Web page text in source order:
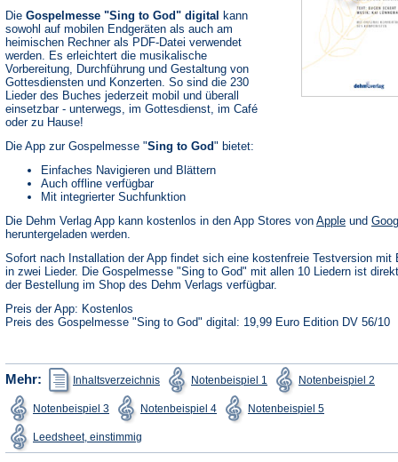
Die Gospelmesse "Sing to God" digital kann
sowohl auf mobilen Endgeräten als auch am
heimischen Rechner als PDF-Datei verwendet
werden. Es erleichtert die musikalische
Vorbereitung, Durchführung und Gestaltung von
Gottesdiensten und Konzerten. So sind die 230
Lieder des Buches jederzeit mobil und überall
einsetzbar - unterwegs, im Gottesdienst, im Café
oder zu Hause!
Die App zur Gospelmesse "Sing to God" bietet:
Einfaches Navigieren und Blättern
Auch offline verfügbar
Mit integrierter Suchfunktion
Die Dehm Verlag App kann kostenlos in den App Stores von Apple(Öffnet
neuen
Tab)
und
heruntergeladen werden.
Sofort nach Installation der App findet sich eine kostenfreie Testversion mit
in zwei Lieder. Die Gospelmesse "Sing to God" mit allen 10 Liedern ist
der Bestellung im Shop des Dehm Verlags verfügbar.
Preis der App: Kostenlos
Preis des Gospelmesse "Sing to God" digital: 19,99 Euro Edition DV 56/10
Mehr: Inhaltsverzeichnis
(Öffnet
in
einem
neuen
Notenbeispiel 1
(Öffnet
in
einem
neuen
Notenbeispiel 2in
Notenbeispiel 3
(Öffnet
in
einem
neuen
Tab)
Notenbeispiel 4
(Öffnet
in
einem
Tab)
Notenbeispiel 5in
Tab)
Leedsheet, einstimmig
einem